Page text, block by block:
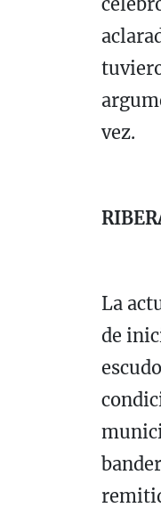
vez.
La
de